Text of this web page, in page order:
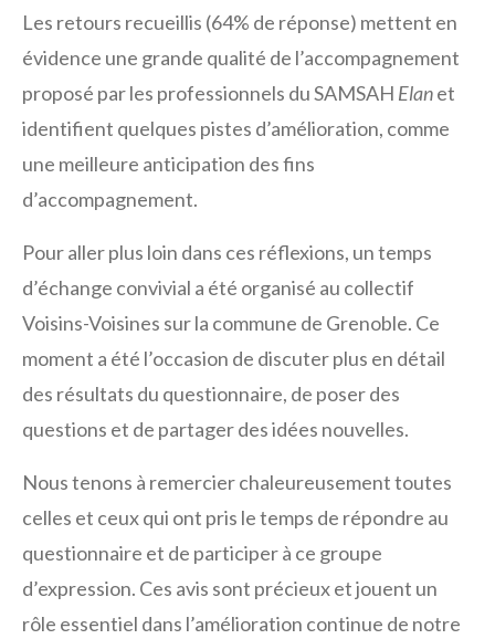
Les retours recueillis (64% de réponse) mettent en
évidence une grande qualité de l’accompagnement
proposé par les professionnels du SAMSAH Elanet
identifient quelques pistes d’amélioration, comme
une meilleure anticipation des fins
d’accompagnement.
Pour aller plus loin dans ces réflexions, untemps
d’échange convivial a été organisé au collectif
Voisins-Voisines sur la commune de Grenoble. Ce
moment a été l’occasion de discuter plus en détail
des résultats du questionnaire, de poser des
questions et de partager des idées nouvelles.
Nous tenons à remercier chaleureusement toutes
celles et ceuxqui ont pris le temps de répondre au
questionnaire et de participer à ce groupe
d’expression. Ces avis sont précieux et jouent un
rôle essentiel dans l’amélioration continue de notre